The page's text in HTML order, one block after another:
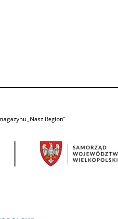
„Nasz Region”